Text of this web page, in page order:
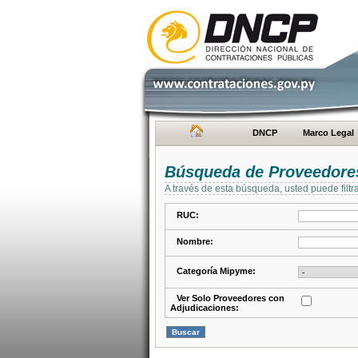
DNCP Marco Legal
Búsqueda de
A través de esta búsqueda, usted puede
RUC:
Nombre:
Categoría Mipyme:
Ver Solo Proveedores con
Adjudicaciones: